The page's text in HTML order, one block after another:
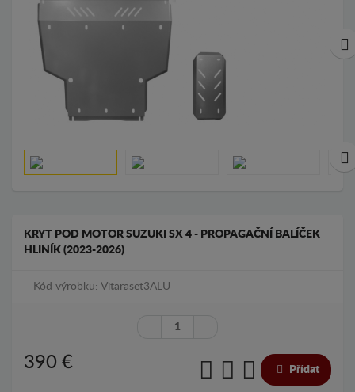
KRYT POD MOTOR SUZUKI SX 4 - PROPAGAČNÍ BALÍČEK
HLINÍK (2023-2026)
Kód výrobku: Vitaraset3ALU
390 € Přídat